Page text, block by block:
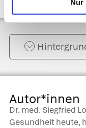
Nur
Autor*innen
Dr. med. Siegfried
Gesundheit heute,